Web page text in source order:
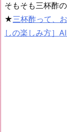
そもそも三杯酢
★三杯酢って、
しの楽しみ方］